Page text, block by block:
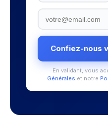
Confiez-nous
En validant, vous
Générales et notre